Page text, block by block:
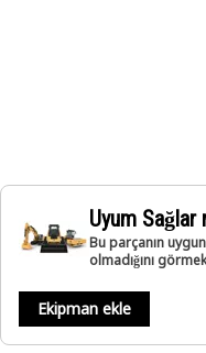
Uyum Sağlar
Bu parçanın
olmadığını
Ekipman ekle